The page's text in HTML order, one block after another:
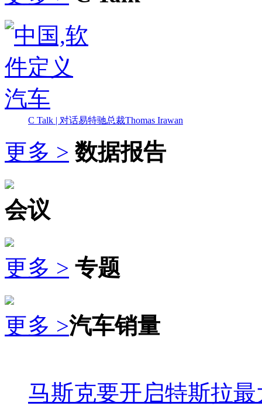
C Talk | 对话易特驰总裁Thomas Irawan
更多 > 数据报告
会议
更多 > 专题
更多 >汽车销量
马斯克要开启特斯拉